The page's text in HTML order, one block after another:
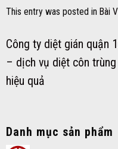
This entry was posted in Bài
Công ty diệt gián quận
– dịch vụ diệt côn trùng
hiệu quả
Danh mục sản phẩm